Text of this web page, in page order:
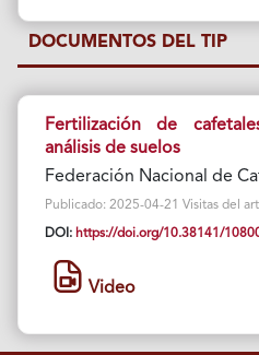
DOCUMENTOS DEL TIP
Fertilización de
análisis de suelos
Federación Nacional de
Publicado: 2025-04-21 Visitas del
DOI: https://doi.org/10.38141/
Video